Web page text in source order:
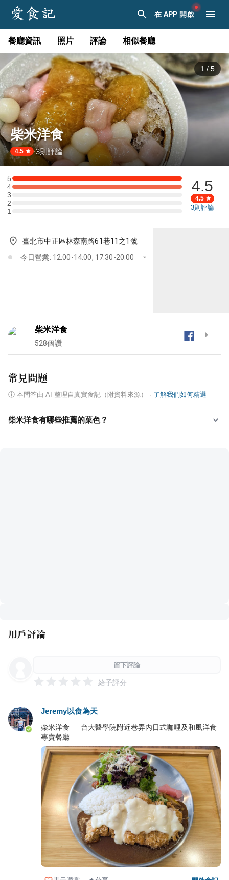
在 APP 開啟
餐廳資訊 照片 評論 相似餐廳
1 / 5
柴米洋食
4.5 ·3則評論
5
5 星：1 則評論
4
4 星：1 則評論
3
3 星：0 則評論
2
2 星：0 則評論
11 星：0 則評論
4.5
4.5
3則評論
臺北市中正區林森南路61巷11之1號
今日營業: 12:00-14:00, 17:30-20:00
柴米洋食
528個讚
常見問題
ⓘ 本問答由 AI 整理自真實食記（附資料來源） · 了解我們如何精選
柴米洋食有哪些推薦的菜色？
用戶評論
留下評論
給予評分
Jeremy以食為天
柴米洋食 — 台大醫學院附近巷弄內日式咖哩及和風洋食
專賣餐廳